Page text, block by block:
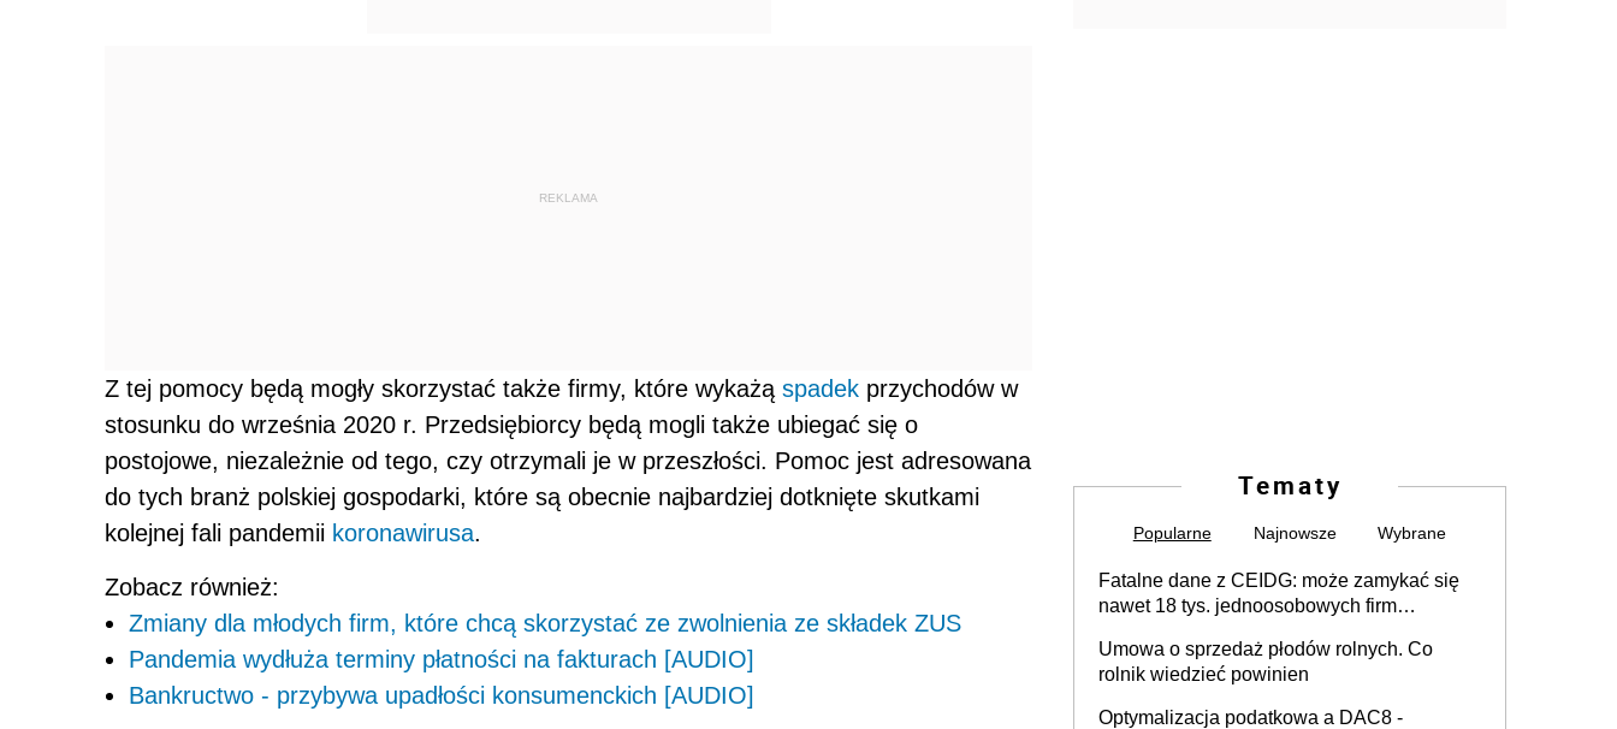
REKLAMA
Z tej pomocy będą mogły skorzystać także firmy, które wykażą spadek przychodów w
stosunku do września 2020 r. Przedsiębiorcy będą mogli także ubiegać się o
postojowe, niezależnie od tego, czy otrzymali je w przeszłości. Pomoc jest adresowana
do tych branż polskiej gospodarki, które są obecnie najbardziej dotknięte skutkami
kolejnej fali pandemii koronawirusa.
Zobacz również:
Zmiany dla młodych firm, które chcą skorzystać ze zwolnienia ze składek ZUS
Pandemia wydłuża terminy płatności na fakturach [AUDIO]
Bankructwo - przybywa upadłości konsumenckich [AUDIO]
Tematy
Popularne Najnowsze Wybrane
Fatalne dane z CEIDG: może zamykać się
nawet 18 tys. jednoosobowych firm
Umowa o sprzedaż płodów rolnych. Co
rolnik wiedzieć powinien
Optymalizacja podatkowa a DAC8 -